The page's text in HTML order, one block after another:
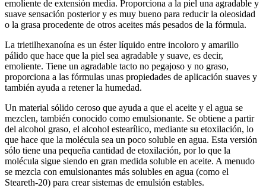
emoliente de extensión media. Proporciona a la piel una agradable y
suave sensación posterior y es muy bueno para reducir la oleosidad
o la grasa procedente de otros aceites más pesados de la fórmula.
La trietilhexanoína es un éster líquido entre incoloro y amarillo
pálido que hace que la piel sea agradable y suave, es decir,
emoliente. Tiene un agradable tacto no pegajoso y no graso,
proporciona a las fórmulas unas propiedades de aplicación suaves y
también ayuda a retener la humedad.
Un material sólido ceroso que ayuda a que el aceite y el agua se
mezclen, también conocido como emulsionante. Se obtiene a partir
del alcohol graso, el alcohol estearílico, mediante su etoxilación, lo
que hace que la molécula sea un poco soluble en agua. Esta versión
sólo tiene una pequeña cantidad de etoxilación, por lo que la
molécula sigue siendo en gran medida soluble en aceite. A menudo
se mezcla con emulsionantes más solubles en agua (como el
Steareth-20) para crear sistemas de emulsión estables.